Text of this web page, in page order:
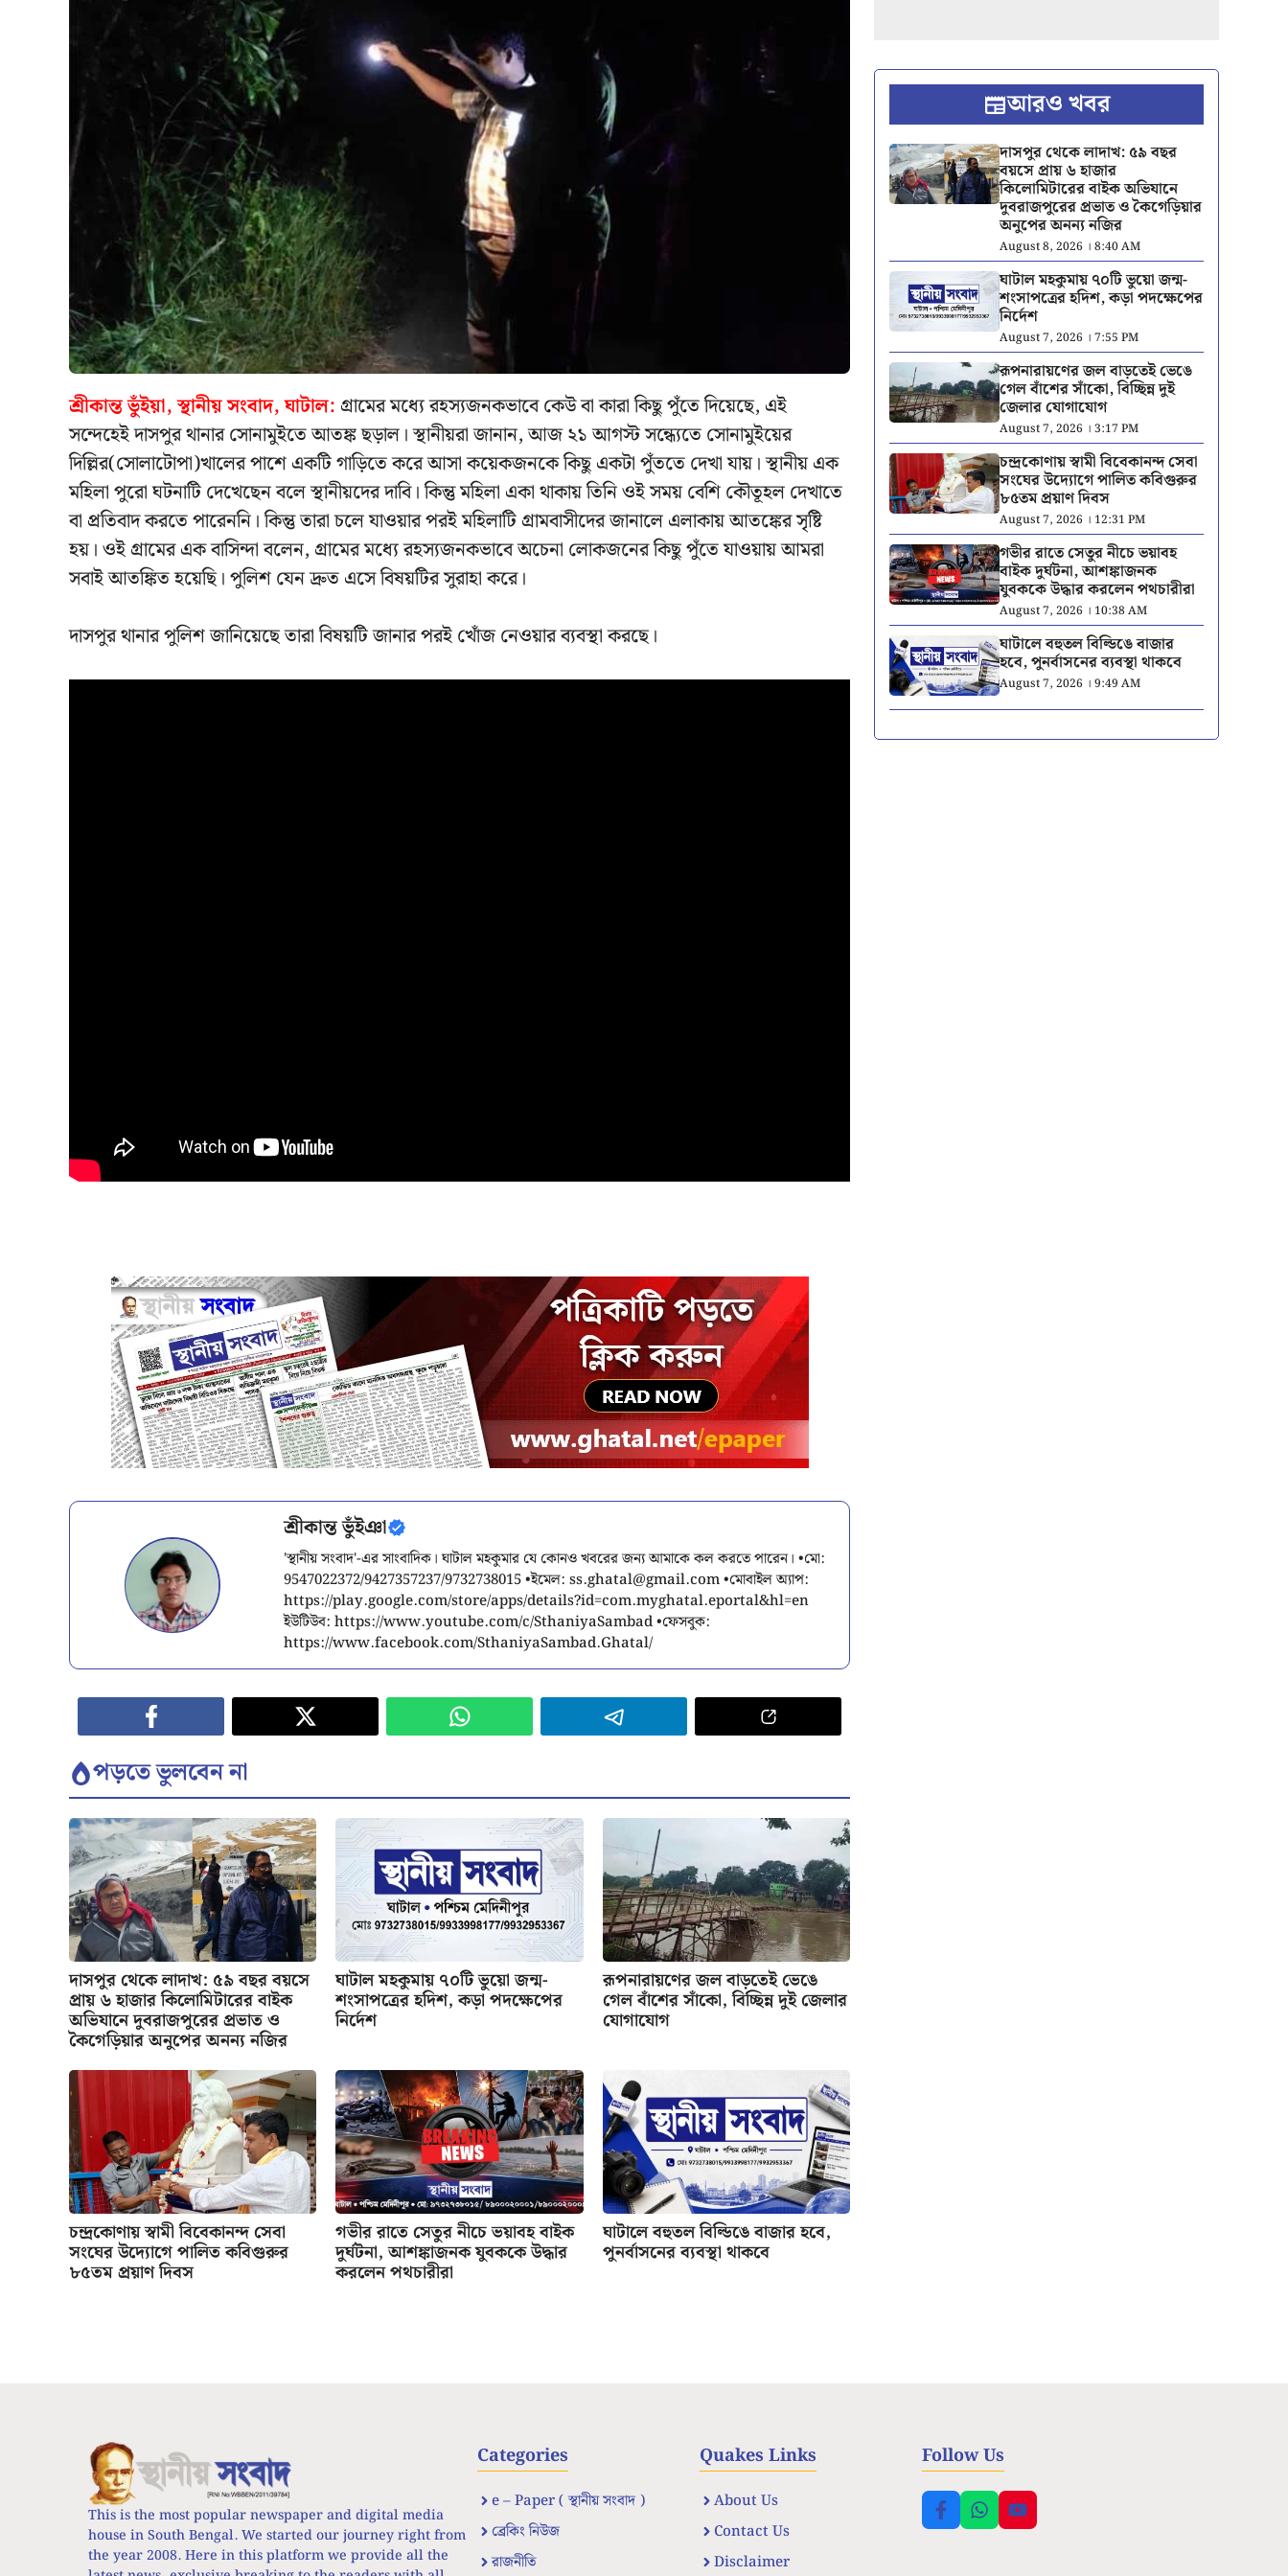
শ্রীকান্ত ভুঁইয়া, স্থানীয় সংবাদ, ঘাটাল: গ্রামের মধ্যে রহস্যজনকভাবে কেউ বা কারা কিছু পুঁতে দিয়েছে, এই
সন্দেহেই দাসপুর থানার সোনামুইতে আতঙ্ক ছড়াল। স্থানীয়রা জানান, আজ ২১ আগস্ট সন্ধ্যেতে সোনামুইয়ের
দিল্লির(সোলাটোপা)খালের পাশে একটি গাড়িতে করে আসা কয়েকজনকে কিছু একটা পুঁততে দেখা যায়। স্থানীয় এক
মহিলা পুরো ঘটনাটি দেখেছেন বলে স্থানীয়দের দাবি। কিন্তু মহিলা একা থাকায় তিনি ওই সময় বেশি কৌতূহল দেখাতে
বা প্রতিবাদ করতে পারেননি। কিন্তু তারা চলে যাওয়ার পরই মহিলাটি গ্ৰামবাসীদের জানালে এলাকায় আতঙ্কের সৃষ্টি
হয়। ওই গ্রামের এক বাসিন্দা বলেন, গ্ৰামের মধ্যে রহস্যজনকভাবে অচেনা লোকজনের কিছু পুঁতে যাওয়ায় আমরা
সবাই আতঙ্কিত হয়েছি। পুলিশ যেন দ্রুত এসে বিষয়টির সুরাহা করে।
দাসপুর থানার পুলিশ জানিয়েছে তারা বিষয়টি জানার পরই খোঁজ নেওয়ার ব্যবস্থা করছে।
শ্রীকান্ত ভুঁইঞা
'স্থানীয় সংবাদ'-এর সাংবাদিক। ঘাটাল মহকুমার যে কোনও খবরের জন্য আমাকে কল করতে পারেন। •মো:
9547022372/9427357237/9732738015 •ইমেল:ss.ghatal@gmail.com•মোবাইল অ্যাপ:
https://play.google.com/store/apps/details?id=com.myghatal.eportal&hl=en
ইউটিউব: https://www.youtube.com/c/SthaniyaSambad •ফেসবুক:
https://www.facebook.com/SthaniyaSambad.Ghatal/
পড়তে ভুলবেন না
দাসপুর থেকে লাদাখ: ৫৯ বছর বয়সে
প্রায় ৬ হাজার কিলোমিটারের বাইক
অভিযানে দুবরাজপুরের প্রভাত ও
কৈগেড়িয়ার অনুপের অনন্য নজির
ঘাটাল মহকুমায় ৭০টি ভুয়ো জন্ম-
শংসাপত্রের হদিশ, কড়া পদক্ষেপের
নির্দেশ
রূপনারায়ণের জল বাড়তেই ভেঙে
গেল বাঁশের সাঁকো, বিচ্ছিন্ন দুই জেলার
যোগাযোগ
চন্দ্রকোণায় স্বামী বিবেকানন্দ সেবা
সংঘের উদ্যোগে পালিত কবিগুরুর
৮৫তম প্রয়াণ দিবস
গভীর রাতে সেতুর নীচে ভয়াবহ বাইক
দুর্ঘটনা, আশঙ্কাজনক যুবককে উদ্ধার
করলেন পথচারীরা
ঘাটালে বহুতল বিল্ডিঙে বাজার হবে,
পুনর্বাসনের ব্যবস্থা থাকবে
আরও খবর
দাসপুর থেকে লাদাখ: ৫৯ বছর
বয়সে প্রায় ৬ হাজার
কিলোমিটারের বাইক অভিযানে
দুবরাজপুরের প্রভাত ও কৈগেড়িয়ার
অনুপের অনন্য নজির
August 8, 2026 । 8:40 AM
ঘাটাল মহকুমায় ৭০টি ভুয়ো জন্ম-
শংসাপত্রের হদিশ, কড়া পদক্ষেপের
নির্দেশ
August 7, 2026 । 7:55 PM
রূপনারায়ণের জল বাড়তেই ভেঙে
গেল বাঁশের সাঁকো, বিচ্ছিন্ন দুই
জেলার যোগাযোগ
August 7, 2026 । 3:17 PM
চন্দ্রকোণায় স্বামী বিবেকানন্দ সেবা
সংঘের উদ্যোগে পালিত কবিগুরুর
৮৫তম প্রয়াণ দিবস
August 7, 2026 । 12:31 PM
গভীর রাতে সেতুর নীচে ভয়াবহ
বাইক দুর্ঘটনা, আশঙ্কাজনক
যুবককে উদ্ধার করলেন পথচারীরা
August 7, 2026 । 10:38 AM
ঘাটালে বহুতল বিল্ডিঙে বাজার
হবে, পুনর্বাসনের ব্যবস্থা থাকবে
August 7, 2026 । 9:49 AM
This is the most popular newspaper and digital media
house in South Bengal. We started our journey right from
the year 2008. Here in this platform we provide all the
Categories
e – Paper ( স্থানীয় সংবাদ )
ব্রেকিং নিউজ
রাজনীতি
Quakes Links
About Us
Contact Us
Disclaimer
Follow Us